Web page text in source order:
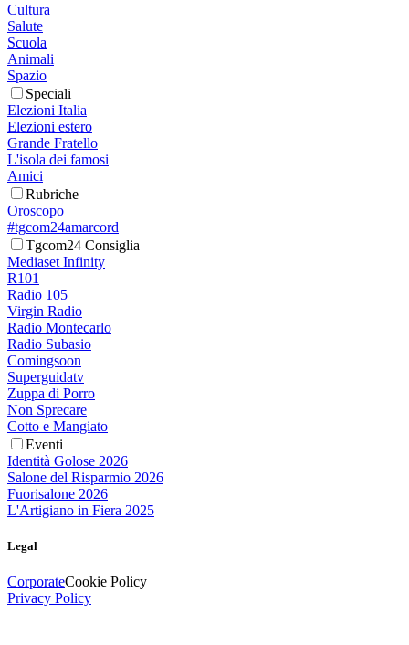
Cultura
Salute
Scuola
Animali
Spazio
Speciali
Elezioni Italia
Elezioni estero
Grande Fratello
L'isola dei famosi
Amici
Rubriche
Oroscopo
#tgcom24amarcord
Tgcom24 Consiglia
Mediaset Infinity
R101
Radio 105
Virgin Radio
Radio Montecarlo
Radio Subasio
Comingsoon
Superguidatv
Zuppa di Porro
Non Sprecare
Cotto e Mangiato
Eventi
Identità Golose 2026
Salone del Risparmio 2026
Fuorisalone 2026
L'Artigiano in Fiera 2025
Legal
CorporateCookie Policy
Privacy Policy